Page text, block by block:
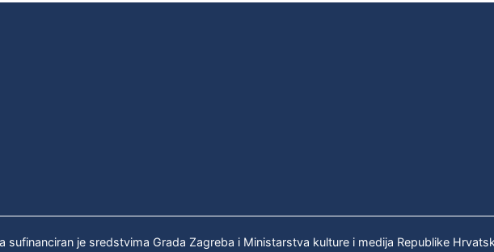
sufinanciran je sredstvima Grada Zagreba i Ministarstva kulture i medija Republike